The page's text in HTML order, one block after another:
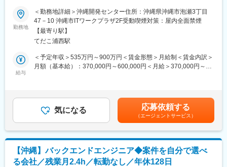
■評価・キャリア支援
年1回の定期昇給に加え、案件単価の向上や成果に応じた昇給も実
施しており、入社半年で3～12％の昇給実績もあります。キャリ
ア相談についても営業担当が伴走し、スキルアップや次のキャリ
■プロジェクト例
・医療系SaaSのダッシュボードUI構築（Vue.js／Nuxt.js／Atomic
Design）…複雑な医療データを直感的に把握できるよう、Atomic
Designに基づいた再利用可能なコンポーネント設計と実装を推進
します。
変更の範囲：会社の定める業務
＼オムロン（製造業向け制御機器）と資本締結した世界トップク
ラスの処理スピードを誇るDB『SpeeDBee』の開発に従事／
※ご入社後（最初はフォローあり）から1プロジェクトに参画！ご
経験を活かしていただきゆくゆくはPMとしてプロジェクトのマネ
ジメントをお任せします！
るミドルウェアやアプリケーション、Webシステム開発をお任せ
します。
組込みDBメーカーとして、IoT案件を中心にFA等、製造業界のDX
◆SpeeDBee Synapse（スピードビーシナプス）
https://www.saltyster.com/speedbee-synapse/
勤務地
＜勤務地詳細＞沖縄開発センター住所：沖縄県沖縄市泡瀬3丁目
47－10 沖縄市ITワークプラザ2F受動喫煙対策：屋内全面禁煙
【最寄り駅】
てだこ浦西駅
給与
＜予定年収＞535万円～900万円＜賃金形態＞月給制＜賃金内訳＞
月額（基本給）：370,000円～600,000円＜月給＞370,000円～
額)は固定手当を含めた表記です。
気になる 応募依頼する
（エージェントサービス）
【沖縄】バックエンドエンジニア◆案件を自分で選べ
る会社／残業月2.4h／転勤なし／年休128日